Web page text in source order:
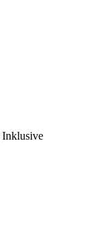
Inklusive